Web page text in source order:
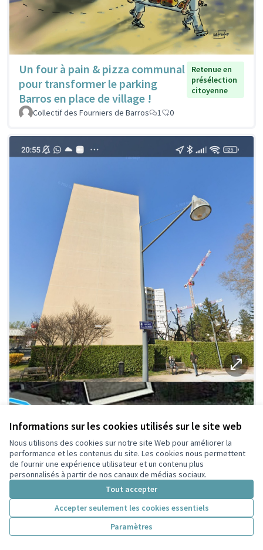
Informations sur les cookies utilisés sur le site web
Nous utilisons des cookies sur notre site Web pour améliorer la
performance et les contenus du site. Les cookies nous permettent
de fournir une expérience utilisateur et un contenu plus
personnalisés à partir de nos canaux de médias sociaux.
Tout accepter
Accepter seulement les cookies essentiels
Paramètres
Un four à pain & pizza communal
pour transformer le parking
Barros en place de village !
Retenue en
présélection
citoyenne
Collectif des Fourniers de Barros 1 0